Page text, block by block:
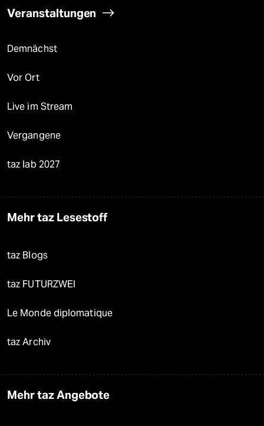
Veranstaltungen
Demnächst
Vor Ort
Live im Stream
Vergangene
taz lab 2027
Mehr taz Lesestoff
taz Blogs
taz FUTURZWEI
Le Monde diplomatique
taz Archiv
Mehr taz Angebote